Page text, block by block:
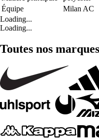
Équipe
Milan AC
Loading...
Loading...
Toutes nos marques